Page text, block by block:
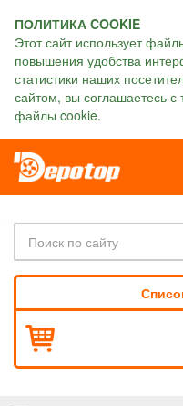
ПОЛИТИКА COOKIE
Этот сайт использует
повышения удобства
статистики наших
сайтом, вы соглашаетесь
файлы cookie.